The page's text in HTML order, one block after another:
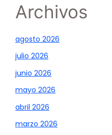
Archivos
agosto 2026
julio 2026
junio 2026
mayo 2026
abril 2026
marzo 2026